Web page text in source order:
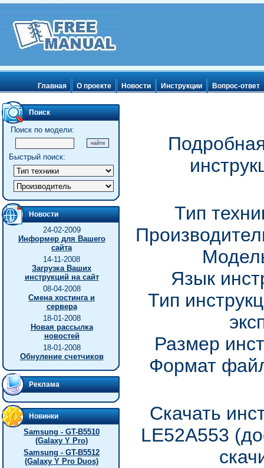
Главная О проекте Новости Инструкции Вопрос-ответ
Поиск
Поиск по модели:
Быстрый поиск:
Новости
24-02-2009
Информер для Вашего
сайта
14-11-2008
Загрузка Ваших
инструкций на сайт
08-04-2008
Смена хостинга и
сервера
18-01-2008
Новая рассылка
новостей
18-01-2008
Обнуление счетчиков
Реклама
Новинки
Samsung - GT-B5510
(Galaxy Y Pro)
Samsung - GT-B5512
(Galaxy Y Pro Duos)
Тип
Язык
Тип
Размер
Формат
Скачать
LE52A553